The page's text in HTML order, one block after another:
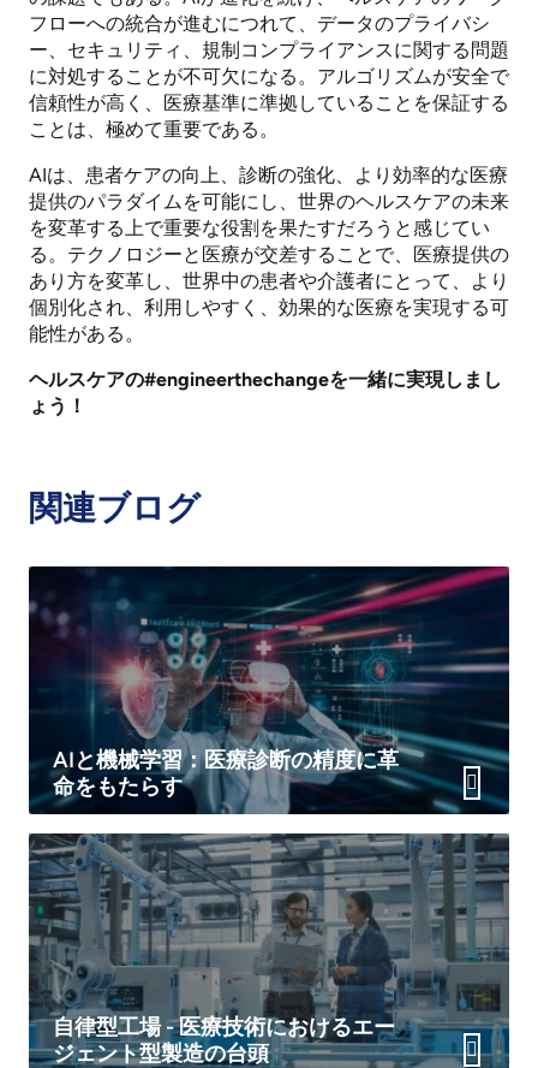
フローへの統合が進むにつれて、データのプライバシ
ー、セキュリティ、規制コンプライアンスに関する問題
に対処することが不可欠になる。アルゴリズムが安全で
信頼性が高く、医療基準に準拠していることを保証する
ことは、極めて重要である。
AIは、患者ケアの向上、診断の強化、より効率的な医療
提供のパラダイムを可能にし、世界のヘルスケアの未来
を変革する上で重要な役割を果たすだろうと感じてい
る。テクノロジーと医療が交差することで、医療提供の
あり方を変革し、世界中の患者や介護者にとって、より
個別化され、利用しやすく、効果的な医療を実現する可
能性がある。
ヘルスケアの#engineerthechangeを一緒に実現しまし
ょう！
関連ブログ
AIと機械学習：医療診断の精度に革
命をもたらす
自律型工場 - 医療技術におけるエー
ジェント型製造の台頭